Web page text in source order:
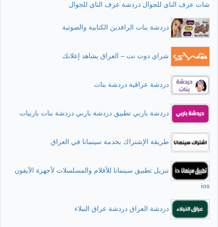
شات عزف الناي للجوال دردشة عزف الناي للجوال
دردشة بنات الرافدين الكتابية والصوتية
شراي دوت نت – العراق يشاهد إعلانك
دردشة عراقية دردشة بنات
دردشة باربي تطبيق دردشة باربي دردشة بنات باربيات
طريقة الإشتراك بخدمة سينمانا في العراق
تنزيل تطبيق سينمانا للأفلام والمسلسلات لأجهزة الآيفون
ios
دردشة العراق دردشة عراق النبلاء